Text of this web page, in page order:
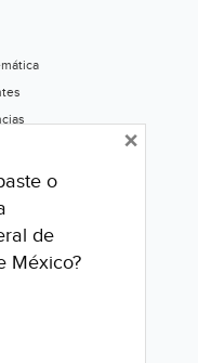
o
de
México?
×